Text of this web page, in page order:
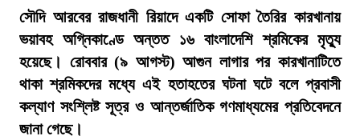
সৌদি আরবের রাজধানী রিয়াদে একটি সোফা তৈরির কারখানায়
ভয়াবহ অগ্নিকাণ্ডে অন্তত ১৬ বাংলাদেশি শ্রমিকের মৃত্যু
হয়েছে। রোববার (৯ আগস্ট) আগুন লাগার পর কারখানাটিতে
থাকা শ্রমিকদের মধ্যে এই হতাহতের ঘটনা ঘটে বলে প্রবাসী
কল্যাণ সংশ্লিষ্ট সূত্র ও আন্তর্জাতিক গণমাধ্যমের প্রতিবেদনে
জানা গেছে।